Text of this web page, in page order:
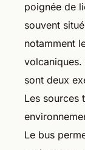
poignée de
souvent
notamment
volcaniques.
sont deux
Les sources
Le bus